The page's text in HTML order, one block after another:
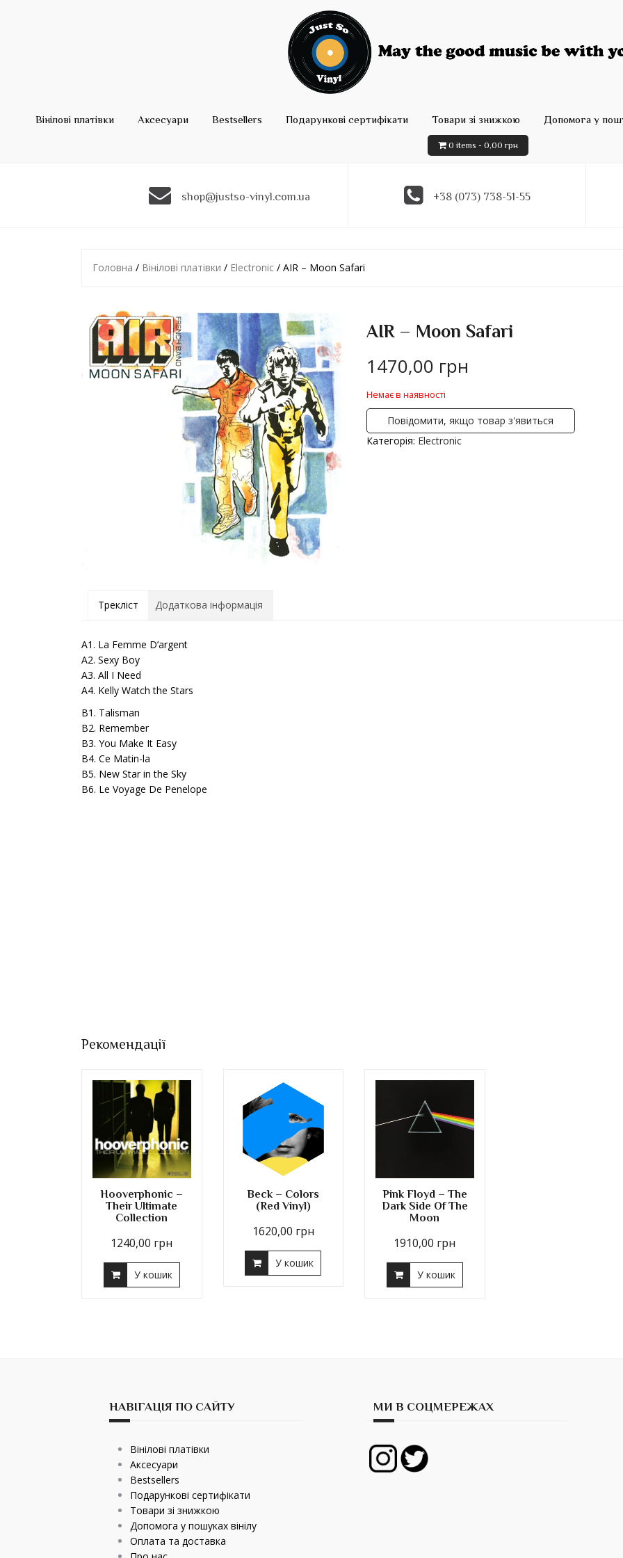
Вінілові платівки Аксесуари Bestsellers Подарункові сертифікати Товари зі знижкою Допомога у
0 items - 0,00 грн
shop@justso-vinyl.com.ua +38 (073) 738-51-55
Головна / Вінілові платівки / Electronic / AIR – Moon Safari
AIR – Moon Safari
1470,00 грн
Немає в наявності
Повідомити, якщо товар з'явиться
Категорія: Electronic
Трекліст Додаткова інформація
A1. La Femme D’argent
A2. Sexy Boy
A3. All I Need
A4. Kelly Watch the Stars
B1. Talisman
B2. Remember
B3. You Make It Easy
B4. Ce Matin-la
B5. New Star in the Sky
B6. Le Voyage De Penelope
Рекомендації
Hooverphonic –
Their Ultimate
Collection
1240,00 грн
У кошик
Beck – Colors
(Red Vinyl)
1620,00 грн
У кошик
Pink Floyd – The
Dark Side Of The
Moon
1910,00 грн
У кошик
НАВІГАЦІЯ ПО САЙТУ
Вінілові платівки
Аксесуари
Bestsellers
Подарункові сертифікати
Товари зі знижкою
Допомога у пошуках вінілу
Оплата та доставка
МИ В СОЦМЕРЕЖАХ